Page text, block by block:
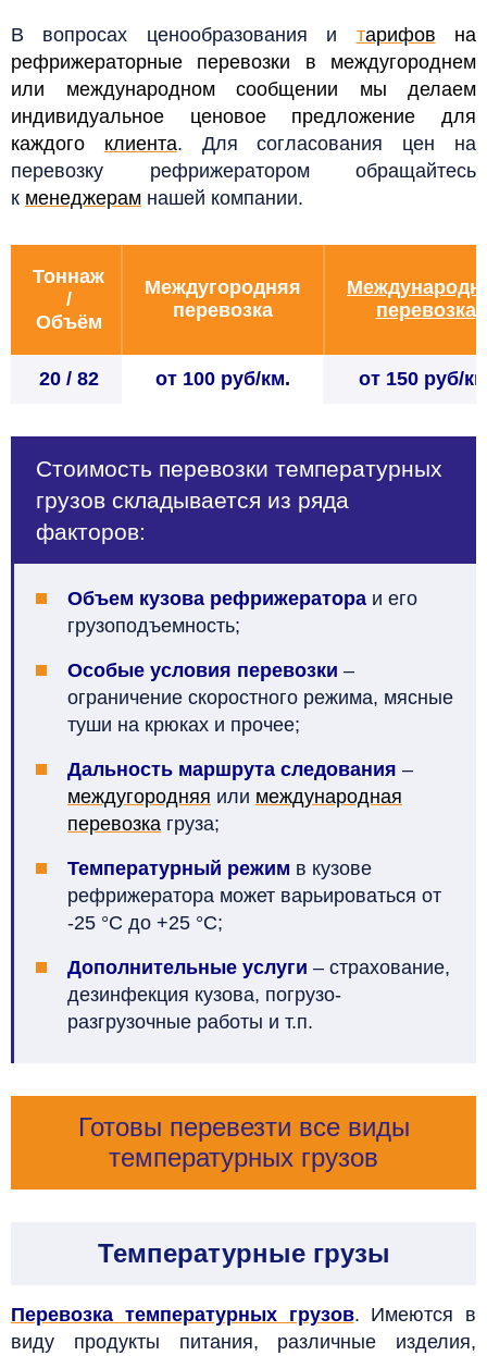
В вопросах ценообразования и тарифов на
рефрижераторные перевозки в междугороднем
или международном сообщении мы делаем
индивидуальное ценовое предложение для
каждого клиента. Для согласования цен на
перевозку рефрижератором обращайтесь
к менеджерам нашей компании.
Тоннаж
/
Объём
Междугородняя
перевозка
перевозка
20 / 82 от 100 руб/км. от 150 руб/
Стоимость перевозки температурных
грузов складывается из ряда
факторов:
Объем кузова рефрижератора и его
грузоподъемность;
Особые условия перевозки –
ограничение скоростного режима, мясные
туши на крюках и прочее;
Дальность маршрута следования –
междугородняя или международная
перевозка груза;
Температурный режим в кузове
рефрижератора может варьироваться от
-25 °С до +25 °С;
Дополнительные услуги – страхование,
дезинфекция кузова, погрузо-
разгрузочные работы и т.п.
Готовы перевезти все виды
температурных грузов
Температурные грузы
Перевозка температурных грузов. Имеются в
виду продукты питания, различные изделия,